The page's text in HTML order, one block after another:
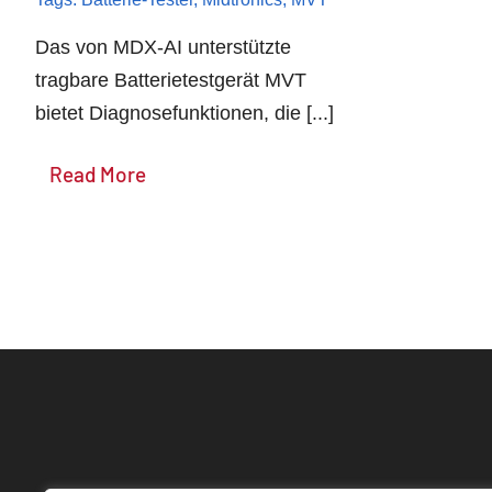
werden
Das von MDX-AI unterstützte
tragbare Batterietestgerät MVT
bietet Diagnosefunktionen, die [...]
Read More